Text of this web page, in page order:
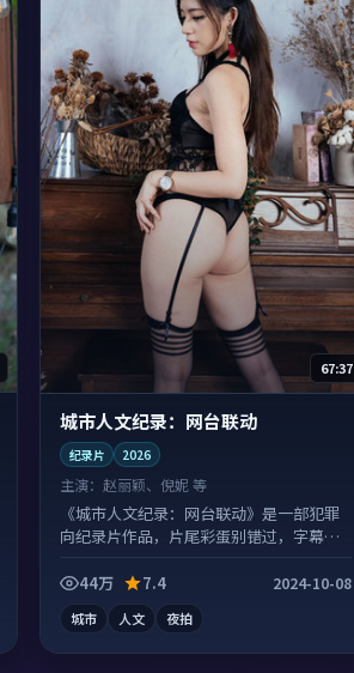
67:37
城市人文纪录：网台联动
纪录片 2026
主演：赵丽颖、倪妮 等
《城市人文纪录：网台联动》是一部犯罪
向纪录片作品，片尾彩蛋别错过，字幕区
44万
7.4 2024-10-08
城市 人文 夜拍